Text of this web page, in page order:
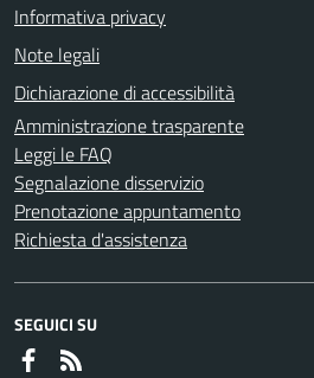
Informativa privacy
Note legali
Dichiarazione di accessibilità
Amministrazione trasparente
Leggi le FAQ
Segnalazione disservizio
Prenotazione appuntamento
Richiesta d'assistenza
SEGUICI SU